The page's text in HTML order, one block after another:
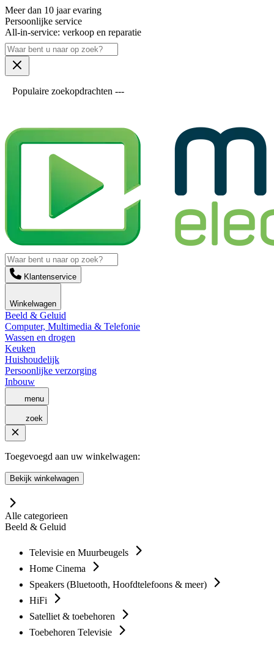
Meer dan 10 jaar evaring
Persoonlijke service
All-in-service: verkoop en reparatie
Populaire zoekopdrachten ---
Klantenservice
Winkelwagen
Beeld & Geluid
Computer, Multimedia & Telefonie
Wassen en drogen
Keuken
Huishoudelijk
Persoonlijke verzorging
Inbouw
menu
zoek
Toegevoegd aan uw winkelwagen:
Bekijk winkelwagen
Alle categorieen
Beeld & Geluid
Televisie en Muurbeugels
Home Cinema
Speakers (Bluetooth, Hoofdtelefoons & meer)
HiFi
Satelliet & toebehoren
Toebehoren Televisie